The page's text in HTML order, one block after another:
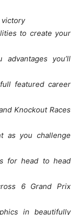
victory
to create your
you’ll
featured career
Knockout Races
as you challenge
for head to head
6 Grand Prix
in beautifully